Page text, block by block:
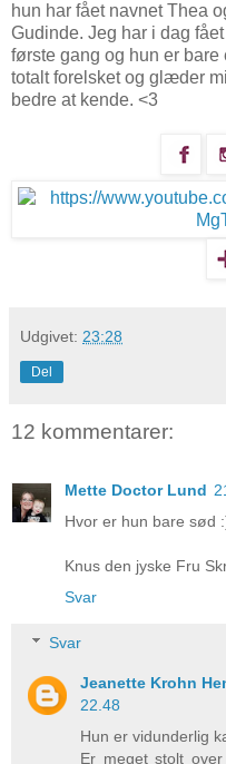
hun har fået navnet Thea
Gudinde. Jeg har i dag
første gang og hun er
totalt forelsket og glæder
bedre at kende. <3
Udgivet: 23:28
Del
12 kommentarer:
Mette Doctor Lund
Hvor er hun bare sød
Knus den jyske Fru
Svar
Svar
Jeanette Krohn
22.48
Hun er vidunderlig
Er meget stolt